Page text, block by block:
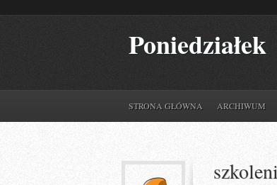
Poniedziałek
STRONA GŁÓWNA ARCHIWUM